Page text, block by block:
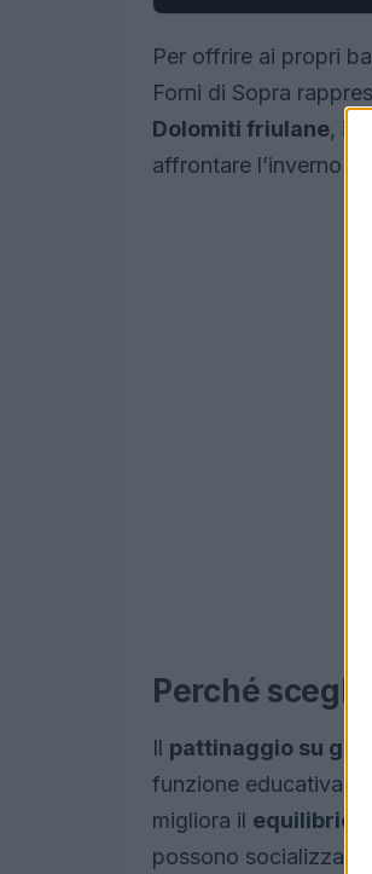
Per offrire ai propri
Forni di Sopra
Dolomiti friulane, il
affrontare l’inverno
Perché
Il pattinaggio su
funzione educativa,
migliora il equilibrio
possono socializzare